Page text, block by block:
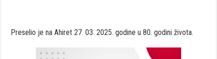
Preselio je na Ahiret 27. 03. 2025. godine u 80. godini života.